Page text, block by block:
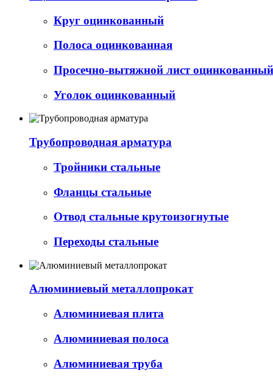
Круг оцинкованный
Полоса оцинкованная
Просечно-вытяжной лист
Уголок оцинкованный
Трубопроводная арматура
Тройники стальные
Фланцы стальные
Отвод стальные крутоизогнутые
Переходы стальные
Алюминиевый металлопрокат
Алюминиевая плита
Алюминиевая полоса
Алюминиевая труба